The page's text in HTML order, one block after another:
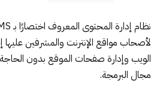
لأصحاب مواقع الإنترنت والمشرفين
الويب وإدارة صفحات الموقع بدون الحاجة
مجال البرمجة.